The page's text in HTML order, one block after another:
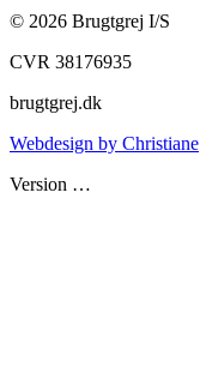
© 2026 Brugtgrej I/S
CVR 38176935
brugtgrej.dk
Webdesign by Christiane
Version …